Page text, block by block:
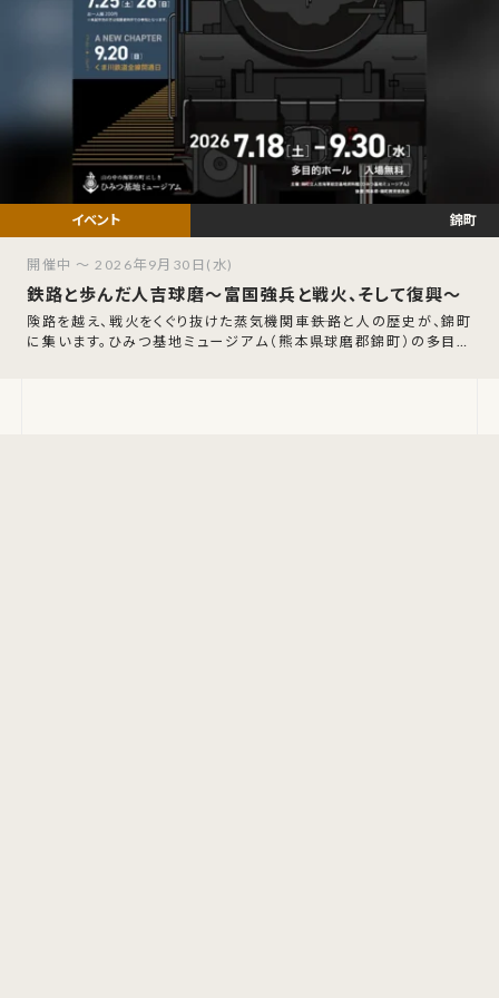
鉄路と歩んだ人吉球磨〜富国強兵と戦火、そして復興〜
険路を越え、戦火をくぐり抜けた蒸気機関車――鉄路と人の歴史が、錦町
に集います。ひみつ基地ミュージアム（熊本県球磨郡錦町）の多目的
錦町
開催中 ～ 2026年9月30日(水)